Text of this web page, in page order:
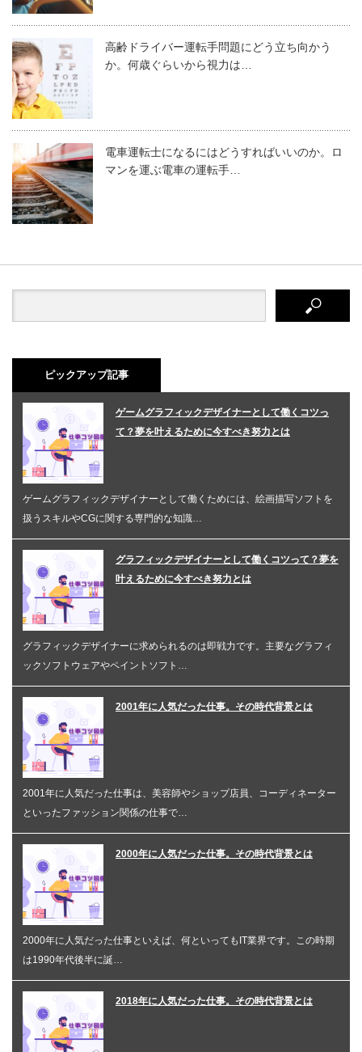
高齢ドライバー運転手問題にどう立ち向かう
か。何歳ぐらいから視力は…
電車運転士になるにはどうすればいいのか。ロ
マンを運ぶ電車の運転手…
ピックアップ記事
ゲームグラフィックデザイナーとして働くコツっ
て？夢を叶えるために今すべき努力とは
ゲームグラフィックデザイナーとして働くためには、絵画描写ソフトを
扱うスキルやCGに関する専門的な知識…
グラフィックデザイナーとして働くコツって？夢を
叶えるために今すべき努力とは
グラフィックデザイナーに求められるのは即戦力です。主要なグラフィ
ックソフトウェアやペイントソフト…
2001年に人気だった仕事。その時代背景とは
2001年に人気だった仕事は、美容師やショップ店員、コーディネーター
といったファッション関係の仕事で…
2000年に人気だった仕事。その時代背景とは
2000年に人気だった仕事といえば、何といってもIT業界です。この時期
は1990年代後半に誕…
2018年に人気だった仕事。その時代背景とは